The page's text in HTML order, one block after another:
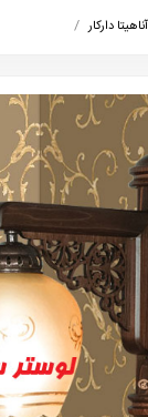
دارکار /